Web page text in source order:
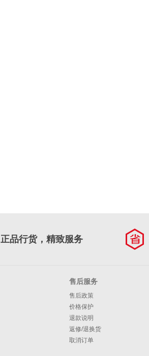
正品行货，精致服务
售后服务
售后政策
价格保护
退款说明
返修/退换货
取消订单